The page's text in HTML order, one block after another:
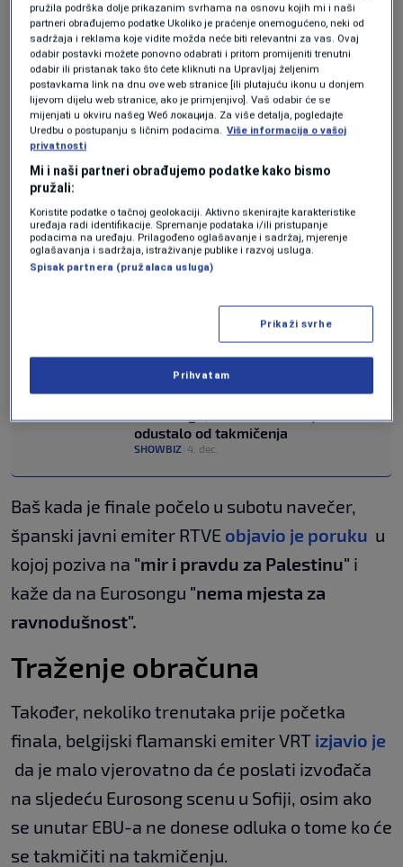
iz 56 zemalja, a svim emiterima članicama je
dozvoljeno učešće.
Pet zemalja bojkotovalo je izdanje iz 2026.
godine jer nisu željele dijeliti pozornicu s
Izraelom:
Island. Ti nacionalni emiteri kažu da je njihova
odluka posljedica izraelskog rata u Gazi -
izazvanog napadom Hamasovih militanata na
Izrael u oktobru 2023. - i rezultirajuće
Slovenija će umjesto Eurosonga
prikazivati ​​filmove o Palestini
SHOWBIZ |24. apr.
Izraelu dozvoljeno učešće na
odustalo od takmičenja
SHOWBIZ 4. dec.
Baš kada je finale počelo u subotu navečer,
španski javni emiter RTVE objavio je poruku u
kojoj poziva na "mir i pravdu za Palestinu" i
kaže da na Eurosongu "nema mjesta za
ravnodušnost".
Traženje obračuna
Također, nekoliko trenutaka prije početka
finala, belgijski flamanski emiter VRT izjavio je
da je malo vjerovatno da će poslati izvođača
na sljedeću Eurosong scenu u Sofiji, osim ako
se unutar EBU-a ne donese odluka o tome ko će
se takmičiti na takmičenju.
pružila podrška dolje prikazanim svrhama na osnovu kojih mi i naši
partneri obrađujemo podatke Ukoliko je praćenje onemogućeno, neki od
sadržaja i reklama koje vidite možda neće biti relevantni za vas. Ovaj
odabir postavki možete ponovno odabrati i pritom promijeniti trenutni
odabir ili pristanak tako što ćete kliknuti na Upravljaj željenim
postavkama link na dnu ove web stranice [ili plutajuću ikonu u donjem
lijevom dijelu web stranice, ako je primjenjivo]. Vaš odabir će se
mijenjati u okviru našeg Wеб локација. Za više detalja, pogledajte
Uredbu o postupanju s ličnim podacima. Više informacija o vašoj
privatnosti
Mi i naši partneri obrađujemo podatke kako bismo
pružali:
Koristite podatke o tačnoj geolokaciji. Aktivno skenirajte karakteristike
uređaja radi identifikacije. Spremanje podataka i/ili pristupanje
podacima na uređaju. Prilagođeno oglašavanje i sadržaj, mjerenje
oglašavanja i sadržaja, istraživanje publike i razvoj usluga.
Spisak partnera (pružalaca usluga)
Prikaži svrhe
Prihvatam